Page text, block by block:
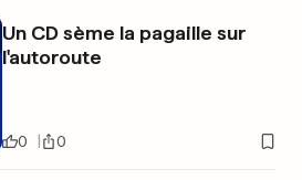
Un CD sème la pagaille sur
l'autoroute
0 0